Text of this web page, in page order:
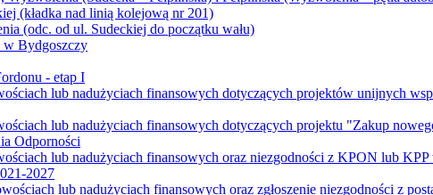
(kładka nad linią kolejową nr 201)
(odc. od ul. Sudeckiej do początku wału)
Bydgoszczy
- etap I
lub nadużyciach finansowych dotyczących projektów unijnych
lub nadużyciach finansowych dotyczących projektu "Zakup
Odporności
lub nadużyciach finansowych oraz niezgodności z KPON lub
2027
lub nadużyciach finansowych oraz zgłoszenie niezgodności z